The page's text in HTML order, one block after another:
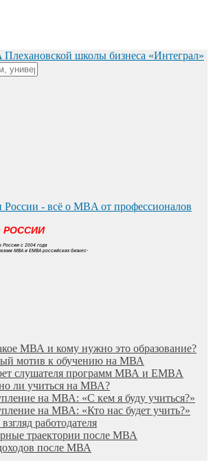
РОССИИ
России с 2004 года
MBA и EMBA российских бизнес-
МВА и кому нужно это образование?
мотив к обучению на МВА
слушателя программ МВА и EMBA
ли учиться на МВА?
на МВА: «С кем я буду учиться?»
на МВА: «Кто нас будет учить?»
работодателя
траектории после МВА
после МВА